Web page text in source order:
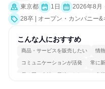
東京都 1日
2026年8月
28卒 | オープン・カンパニー
業界研究]、仕事体験）
こんな人におすすめ
商品・サービスを販売したい 情
コミュニケーションが活発 常に
長く同じ会社に居続けられる 多